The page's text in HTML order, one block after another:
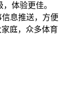
体验更佳。
息推送，方便
庭，众多体育